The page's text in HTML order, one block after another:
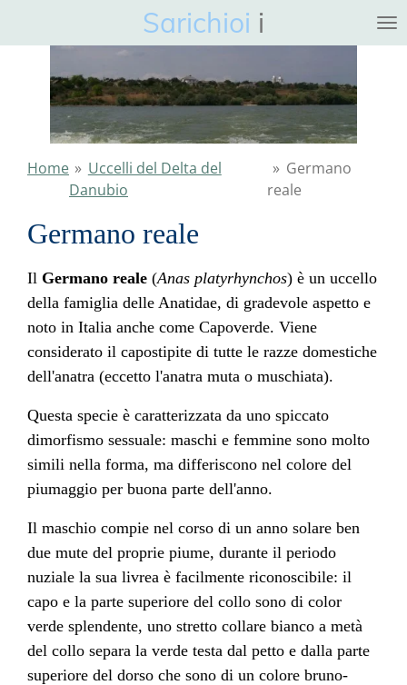
hoofdinhoud
Sarichioi i
Home » Uccelli del Delta del
Danubio
» Germano
reale
Germano reale
Il Germano reale (Anas platyrhynchos) è un uccello
della famiglia delle Anatidae, di gradevole aspetto e
noto in Italia anche come Capoverde. Viene
considerato il capostipite di tutte le razze domestiche
dell'anatra (eccetto l'anatra muta o muschiata).
Questa specie è caratterizzata da uno spiccato
dimorfismo sessuale: maschi e femmine sono molto
simili nella forma, ma differiscono nel colore del
piumaggio per buona parte dell'anno.
Il maschio compie nel corso di un anno solare ben
due mute del proprie piume, durante il periodo
nuziale la sua livrea è facilmente riconoscibile: il
capo e la parte superiore del collo sono di color
verde splendente, uno stretto collare bianco a metà
del collo separa la verde testa dal petto e dalla parte
superiore del dorso che sono di un colore bruno-